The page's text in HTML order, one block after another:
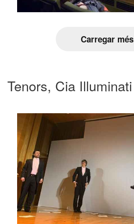
Carregar més
Tenors, Cia Illuminati